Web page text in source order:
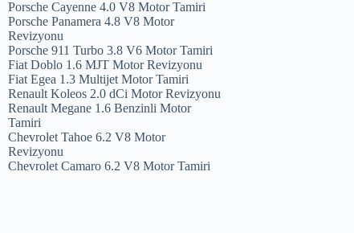
Porsche Cayenne 4.0 V8 Motor Tamiri
Porsche Panamera 4.8 V8 Motor
Revizyonu
Porsche 911 Turbo 3.8 V6 Motor Tamiri
Fiat Doblo 1.6 MJT Motor Revizyonu
Fiat Egea 1.3 Multijet Motor Tamiri
Renault Koleos 2.0 dCi Motor Revizyonu
Renault Megane 1.6 Benzinli Motor
Tamiri
Chevrolet Tahoe 6.2 V8 Motor
Revizyonu
Chevrolet Camaro 6.2 V8 Motor Tamiri